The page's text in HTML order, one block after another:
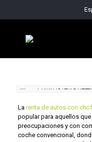
La renta de autos con
popular para aquellos
preocupaciones y con
coche convencional,